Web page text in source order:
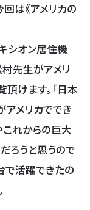
は《アメリカの
シオン居住機
村先生がアメリ
けます。「日本
メリカででき
れからの巨大
ろうと思うので
で活躍できたの